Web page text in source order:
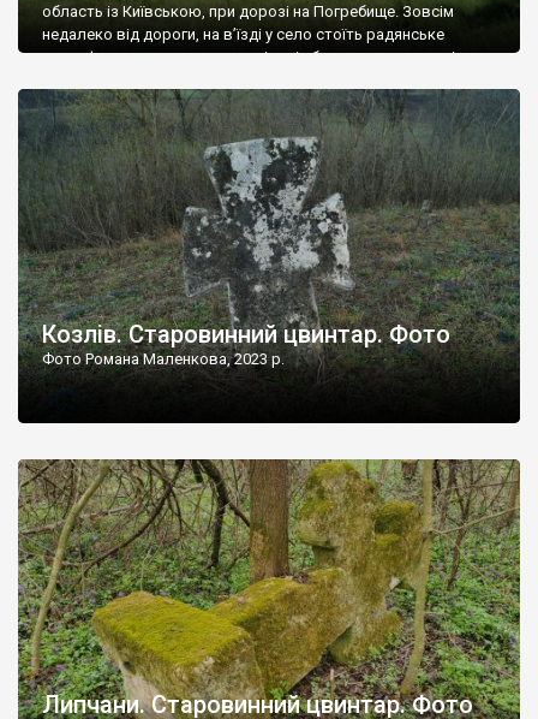
область із Київською, при дорозі на Погребище. Зовсім
недалеко від дороги, на в’їзді у село стоїть радянське
рельєфне пано, яке показує жінку і яблуню, а трохи далі, десь
не видно, але видно дві стареньких колії у траві – […]
Козлів. Старовинний цвинтар. Фото
Фото Романа Маленкова, 2023 р.
Липчани. Старовинний цвинтар. Фото